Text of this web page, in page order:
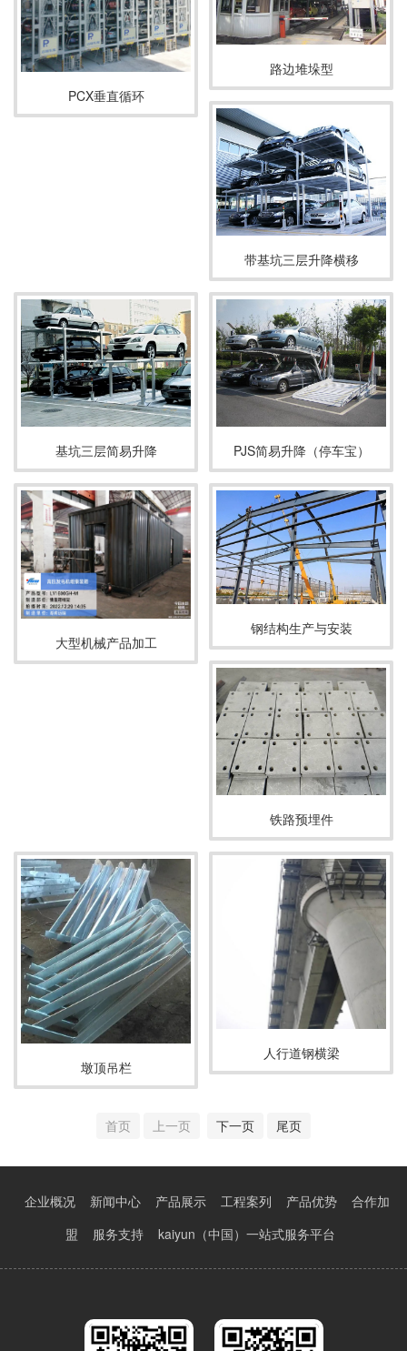
PCX垂直循环
路边堆垛型
带基坑三层升降横移
基坑三层简易升降 PJS简易升降（停车宝）
大型机械产品加工
钢结构生产与安装
铁路预埋件
墩顶吊栏
人行道钢横梁
首页 上一页 下一页 尾页
企业概况 新闻中心 产品展示 工程案列 产品优势
合作加
盟
服务支持 kaiyun（中国）一站式服务平台